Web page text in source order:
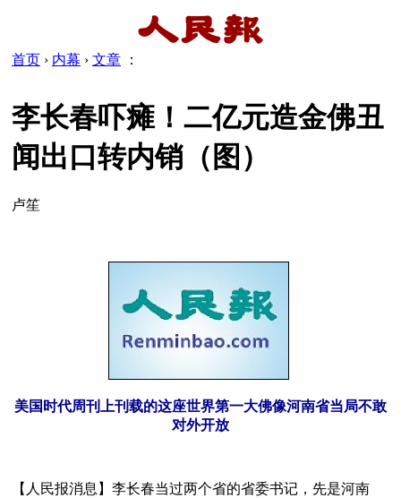
首页 › 内幕 › 文章 ：
李长春吓瘫！二亿元造金佛丑
闻出口转内销（图）
卢笙
美国时代周刊上刊载的这座世界第一大佛像河南省当局不敢
对外开放
【人民报消息】李长春当过两个省的省委书记，先是河南